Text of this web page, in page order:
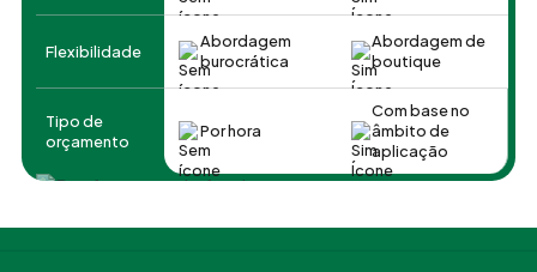
Flexibilidade
Abordagem
burocrática
Abordagem de
boutique
Tipo de
orçamento
Por hora
Com base no
âmbito de
aplicação